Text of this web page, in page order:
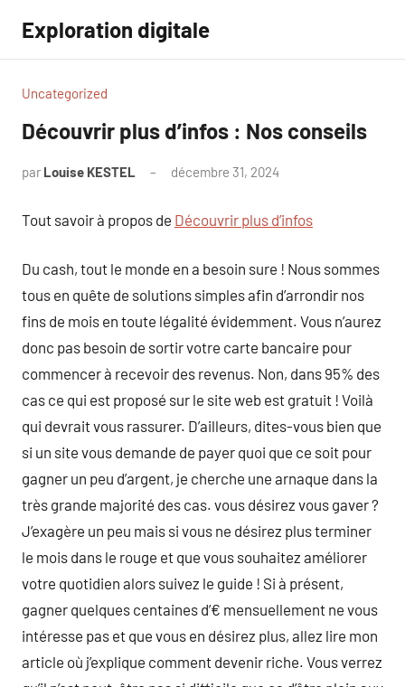
contenu
Exploration digitale
Uncategorized
Découvrir plus d’infos : Nos conseils
par Louise KESTEL décembre 31, 2024
Tout savoir à propos de Découvrir plus d’infos
Du cash, tout le monde en a besoin sure ! Nous sommes
tous en quête de solutions simples afin d’arrondir nos
fins de mois en toute légalité évidemment. Vous n’aurez
donc pas besoin de sortir votre carte bancaire pour
commencer à recevoir des revenus. Non, dans 95% des
cas ce qui est proposé sur le site web est gratuit ! Voilà
qui devrait vous rassurer. D’ailleurs, dites-vous bien que
si un site vous demande de payer quoi que ce soit pour
gagner un peu d’argent, je cherche une arnaque dans la
très grande majorité des cas. vous désirez vous gaver ?
J’exagère un peu mais si vous ne désirez plus terminer
le mois dans le rouge et que vous souhaitez améliorer
votre quotidien alors suivez le guide ! Si à présent,
gagner quelques centaines d’€ mensuellement ne vous
intéresse pas et que vous en désirez plus, allez lire mon
article où j’explique comment devenir riche. Vous verrez